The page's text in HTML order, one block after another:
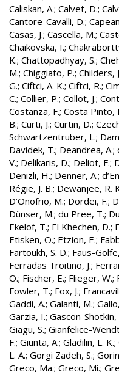
Caliskan, A.; Calvet, D.;
Cantore-Cavalli, D.;
Casas, J.; Cascella, M.;
Chaikovska, I.;
K.; Chattopadhyay, S.;
M.; Chiggiato, P.; Childers,
G.; Ciftci, A. K.; Ciftci, R.;
C.; Collier, P.; Collot, J.;
Costanza, F.; Costa Pinto,
B.; Curti, J.; Curtin, D.;
Schwartzentruber, L.;
Davidek, T.; Deandrea, A.;
V.; Delikaris, D.; Deliot, F.;
Denizli, H.; Denner, A.;
Régie, J. B.; Dewanjee, R.
D’Onofrio, M.; Dordei, F.;
Dünser, M.; du Pree, T.;
Ekelof, T.; El Khechen, D.;
Etisken, O.; Etzion, E.;
Fartoukh, S. D.; Faus-
Ferradas Troitino, J.;
O.; Fischer, E.; Flieger, W.;
Fowler, T.; Fox, J.;
Gaddi, A.; Galanti, M.;
Garzia, I.; Gascon-Shotkin,
Giagu, S.; Gianfelice-
F.; Giunta, A.; Gladilin, L. K.;
L. A.; Gorgi Zadeh, S.;
Greco, Ma.; Greco, Mi.;